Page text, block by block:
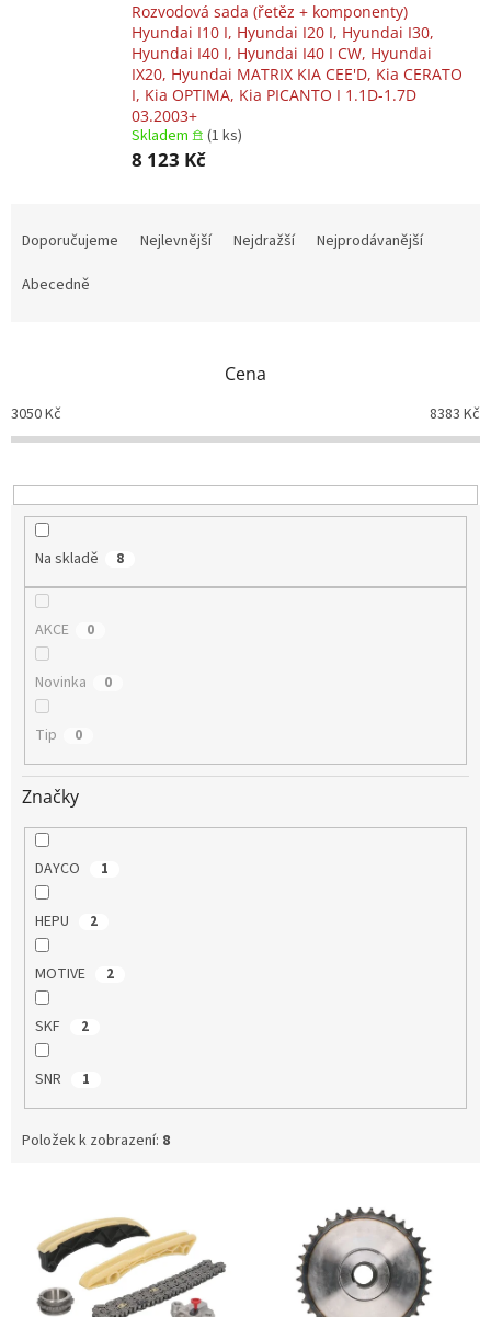
Rozvodová sada (řetěz + komponenty)
Hyundai I10 I, Hyundai I20 I, Hyundai I30,
Hyundai I40 I, Hyundai I40 I CW, Hyundai
IX20, Hyundai MATRIX KIA CEE'D, Kia CERATO
I, Kia OPTIMA, Kia PICANTO I 1.1D-1.7D
03.2003+
Skladem 𖠿 (1 ks)
8 123 Kč
o
d
k
t
Doporučujeme Nejlevnější Nejdražší
Nejprodávanější
Abecedně
Cena
3050Kč 8383 Kč
Na skladě 8
AKCE 0
Novinka 0
Tip 0
Značky
DAYCO 1
HEPU 2
MOTIVE 2
SKF 2
SNR 1
Položek k zobrazení: 8